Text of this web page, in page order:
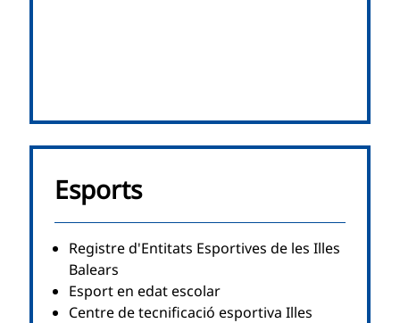
Esports
Registre d'Entitats Esportives de les Illes
Balears
Esport en edat escolar
Centre de tecnificació esportiva Illes